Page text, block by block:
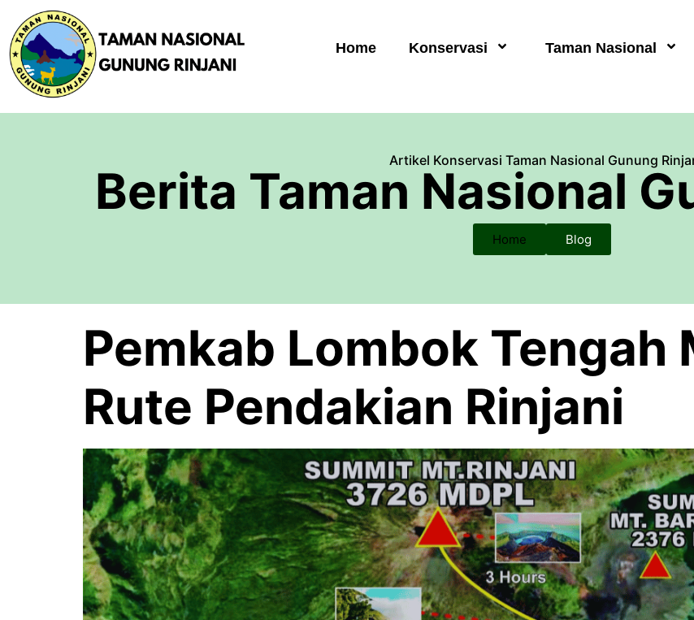
Home Konservasi Taman Nasional
Artikel Konservasi Taman Nasional Gunung
Berita Taman Nasional
Home Blog
Pemkab Lombok Tengah
Rute Pendakian Rinjani